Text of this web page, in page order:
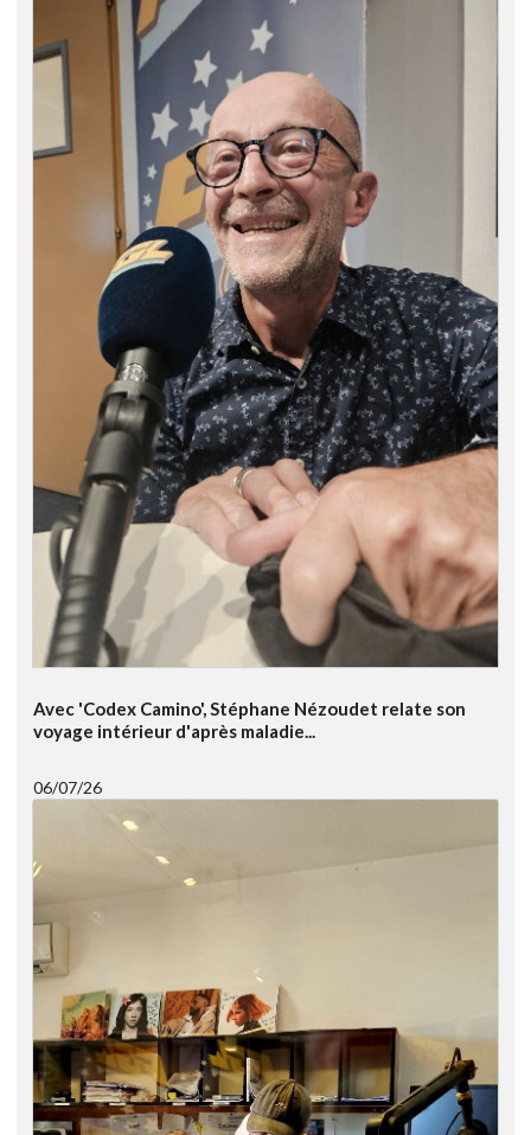
Avec 'Codex Camino', Stéphane Nézoudet relate son
voyage intérieur d'après maladie...
06/07/26